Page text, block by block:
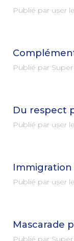
Publié par user le
Publié par
Du respect
Publié par user le
Publié par user le
Mascarade
Publié par